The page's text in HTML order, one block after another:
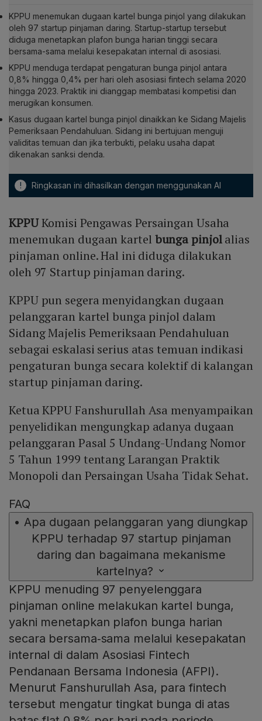
KPPU menemukan dugaan kartel bunga pinjol yang dilakukan
oleh 97 startup pinjaman daring. Startup-startup tersebut
diduga menetapkan plafon bunga harian tinggi secara
bersama-sama melalui kesepakatan internal di asosiasi.
KPPU menduga terdapat pengaturan bunga pinjol antara
0,8% hingga 0,4% per hari oleh asosiasi fintech selama 2020
hingga 2023. Praktik ini dianggap membatasi kompetisi dan
merugikan konsumen.
Kasus dugaan kartel bunga pinjol dinaikkan ke Sidang Majelis
Pemeriksaan Pendahuluan. Sidang ini bertujuan menguji
validitas temuan dan jika terbukti, pelaku usaha dapat
dikenakan sanksi denda.
! Ringkasan ini dihasilkan dengan menggunakan AI
KPPUKomisi Pengawas Persaingan Usaha
menemukan dugaan kartel bunga pinjolalias
pinjaman online. Hal ini diduga dilakukan
oleh 97 Startup pinjaman daring.
KPPU pun segera menyidangkan dugaan
pelanggaran kartel bunga pinjol dalam
Sidang Majelis Pemeriksaan Pendahuluan
sebagai eskalasi serius atas temuan indikasi
pengaturan bunga secara kolektif di kalangan
startup pinjaman daring.
Ketua KPPU Fanshurullah Asa menyampaikan
penyelidikan mengungkap adanya dugaan
pelanggaran Pasal 5 Undang-Undang Nomor
5 Tahun 1999 tentang Larangan Praktik
Monopoli dan Persaingan Usaha Tidak Sehat.
FAQ
• Apa dugaan pelanggaran yang diungkap
KPPU terhadap 97 startup pinjaman
daring dan bagaimana mekanisme
kartelnya?
KPPU menuding 97 penyelenggara
pinjaman online melakukan kartel bunga,
yakni menetapkan plafon bunga harian
secara bersama‑sama melalui kesepakatan
internal di dalam Asosiasi Fintech
Pendanaan Bersama Indonesia (AFPI).
Menurut Fanshurullah Asa, para fintech
tersebut mengatur tingkat bunga di atas